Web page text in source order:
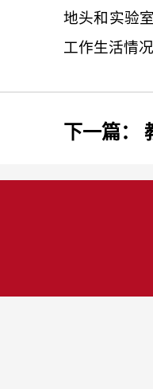
地头和实验
工作生活情
下一篇：